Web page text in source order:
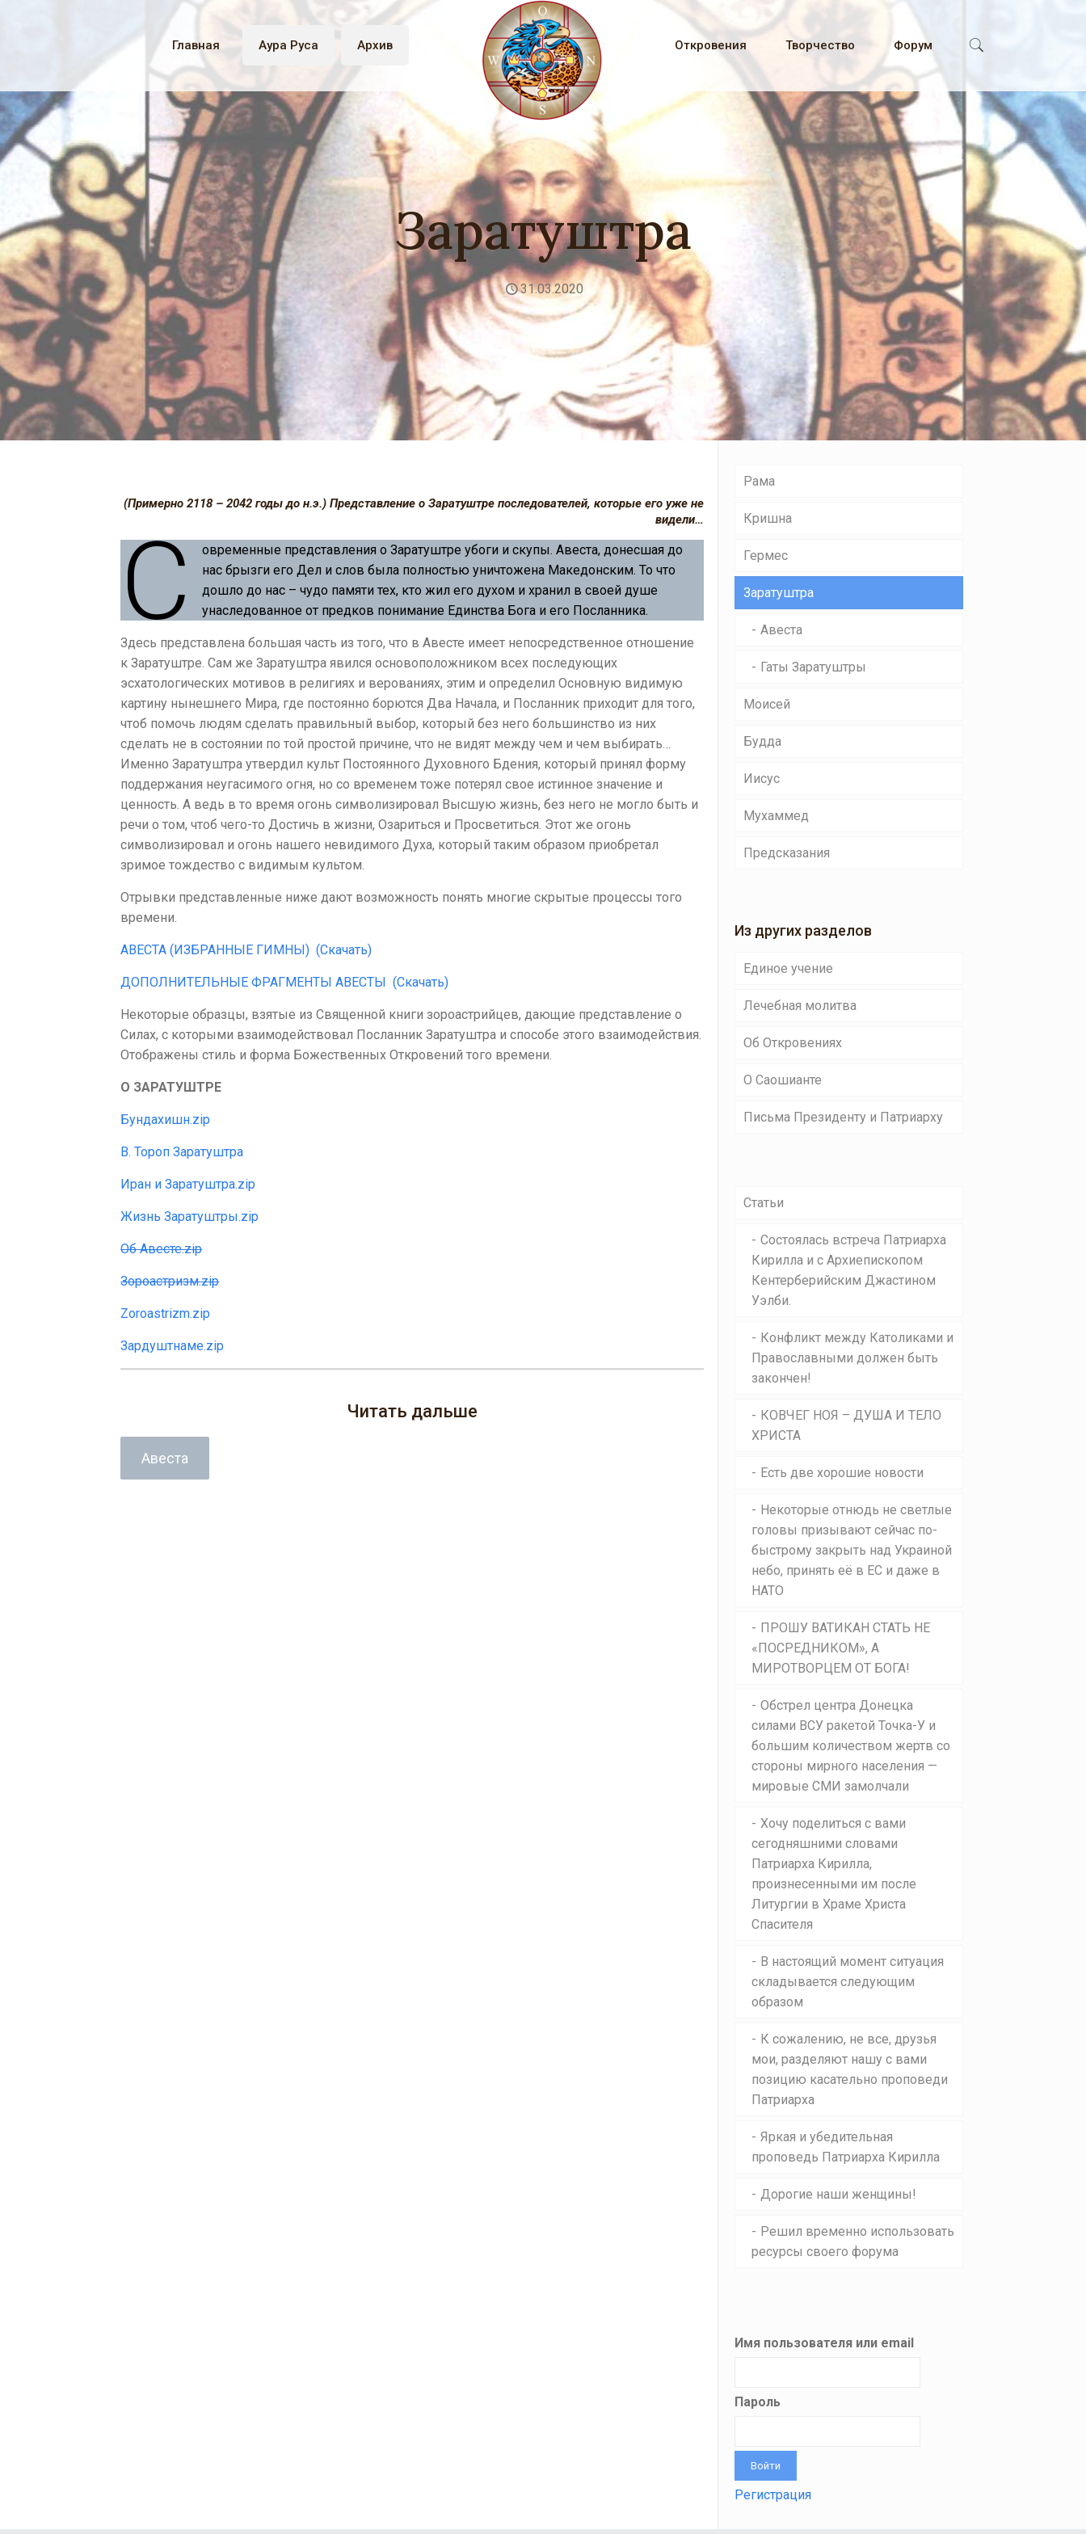
Главная Аура Руса Архив Откровения Творчество Форум
Заратуштра
31.03.2020
(Примерно 2118 – 2042 годы до н.э.) Представление о Заратуштре последователей, которые его уже не
видели…
С
овременные представления о Заратуштре убоги и скупы. Авеста, донесшая до
нас брызги его Дел и слов была полностью уничтожена Македонским. То что
дошло до нас – чудо памяти тех, кто жил его духом и хранил в своей душе
унаследованное от предков понимание Единства Бога и его Посланника.
Здесь представлена большая часть из того, что в Авесте имеет непосредственное отношение
к Заратуштре. Сам же Заратуштра явился основоположником всех последующих
эсхатологических мотивов в религиях и верованиях, этим и определил Основную видимую
картину нынешнего Мира, где постоянно борются Два Начала, и Посланник приходит для того,
чтоб помочь людям сделать правильный выбор, который без него большинство из них
сделать не в состоянии по той простой причине, что не видят между чем и чем выбирать…
Именно Заратуштра утвердил культ Постоянного Духовного Бдения, который принял форму
поддержания неугасимого огня, но со временем тоже потерял свое истинное значение и
ценность. А ведь в то время огонь символизировал Высшую жизнь, без него не могло быть и
речи о том, чтоб чего-то Достичь в жизни, Озариться и Просветиться. Этот же огонь
символизировал и огонь нашего невидимого Духа, который таким образом приобретал
зримое тождество с видимым культом.
Отрывки представленные ниже дают возможность понять многие скрытые процессы того
времени.
АВЕСТА (ИЗБРАННЫЕ ГИМНЫ) (Скачать)
ДОПОЛНИТЕЛЬНЫЕ ФРАГМЕНТЫ АВЕСТЫ (Скачать)
Некоторые образцы, взятые из Священной книги зороастрийцев, дающие представление о
Силах, с которыми взаимодействовал Посланник Заратуштра и способе этого взаимодействия.
Отображены стиль и форма Божественных Откровений того времени.
О ЗАРАТУШТРЕ
Бундахишн.zip
В. Тороп Заратуштра
Иран и Заратуштра.zip
Жизнь Заратуштры.zip
Об Авесте.zip
Зороастризм.zip
Zoroastrizm.zip
Зардуштнаме.zip
Читать дальше
Авеста
Рама
Кришна
Гермес
Заратуштра
Авеста
Гаты Заратуштры
Моисей
Будда
Иисус
Мухаммед
Предсказания
Из других разделов
Единое учение
Лечебная молитва
Об Откровениях
О Саошианте
Письма Президенту и Патриарху
Статьи
Состоялась встреча Патриарха
Кирилла и с Архиепископом
Кентерберийским Джастином
Уэлби.
Конфликт между Католиками и
Православными должен быть
закончен!
КОВЧЕГ НОЯ – ДУША И ТЕЛО
ХРИСТА
Есть две хорошие новости
Некоторые отнюдь не светлые
головы призывают сейчас по-
быстрому закрыть над Украиной
небо, принять её в ЕС и даже в
НАТО
ПРОШУ ВАТИКАН СТАТЬ НЕ
«ПОСРЕДНИКОМ», А
МИРОТВОРЦЕМ ОТ БОГА!
Обстрел центра Донецка
силами ВСУ ракетой Точка-У и
большим количеством жертв со
стороны мирного населения —
мировые СМИ замолчали
Хочу поделиться с вами
сегодняшними словами
Патриарха Кирилла,
произнесенными им после
Литургии в Храме Христа
Спасителя
В настоящий момент ситуация
складывается следующим
образом
К сожалению, не все, друзья
мои, разделяют нашу с вами
позицию касательно проповеди
Патриарха
Яркая и убедительная
проповедь Патриарха Кирилла
Дорогие наши женщины!
Решил временно использовать
ресурсы своего форума
Имя пользователя или email
Пароль
Регистрация